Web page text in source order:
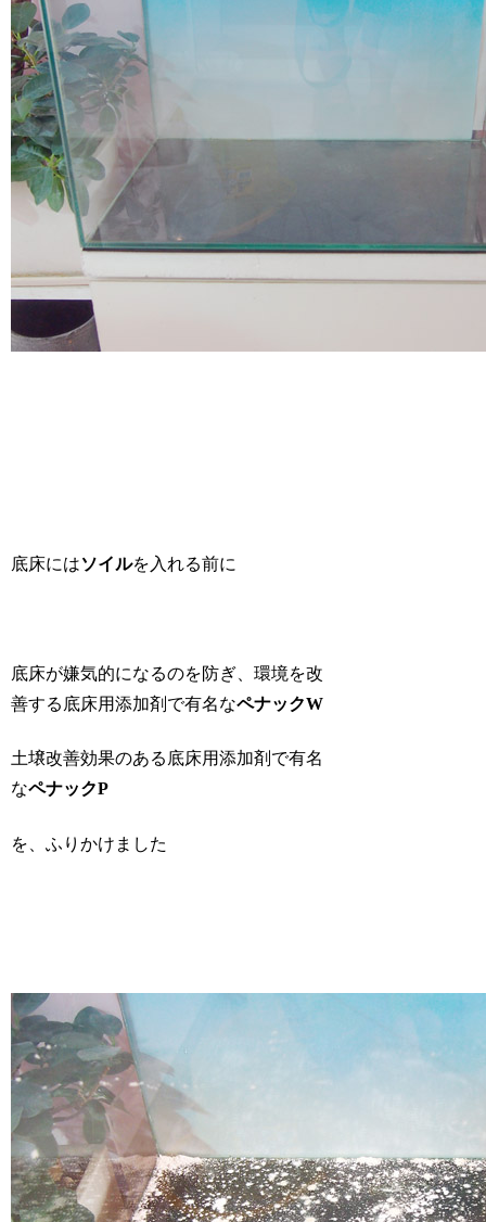
底床にはソイルを入れる前に
底床が嫌気的になるのを防ぎ、環境を改
善する底床用添加剤で有名なペナックW
土壌改善効果のある底床用添加剤で有名
なペナックP
を、ふりかけました